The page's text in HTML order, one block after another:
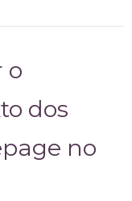
o
dos
no